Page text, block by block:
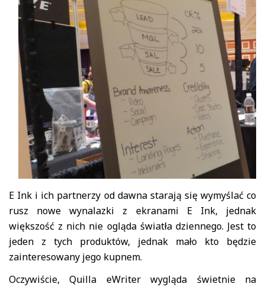
E Ink i ich partnerzy od dawna starają się wymyślać co
rusz nowe wynalazki z ekranami E Ink, jednak
większość z nich nie ogląda światła dziennego. Jest to
jeden z tych produktów, jednak mało kto będzie
zainteresowany jego kupnem.
Oczywiście, Quilla eWriter wygląda świetnie na